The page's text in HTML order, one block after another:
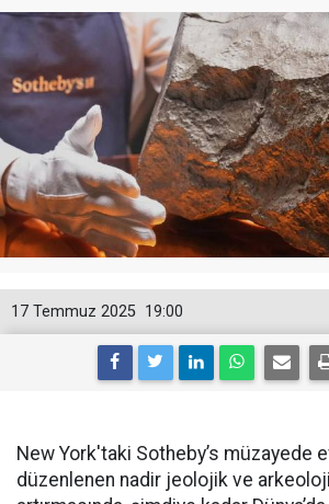
19:00
17 Temmuz 2025
New York'taki Sotheby’s müzayede
düzenlenen nadir jeolojik ve